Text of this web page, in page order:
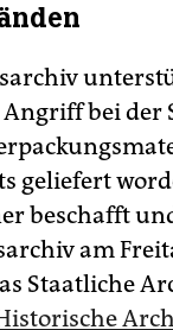
bei der
geliefert
beschafft
am
Staatliche